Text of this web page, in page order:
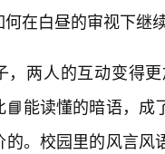
在白昼的审视下继
，两人的互动变得
能读懂的暗语，
。校园里的风言